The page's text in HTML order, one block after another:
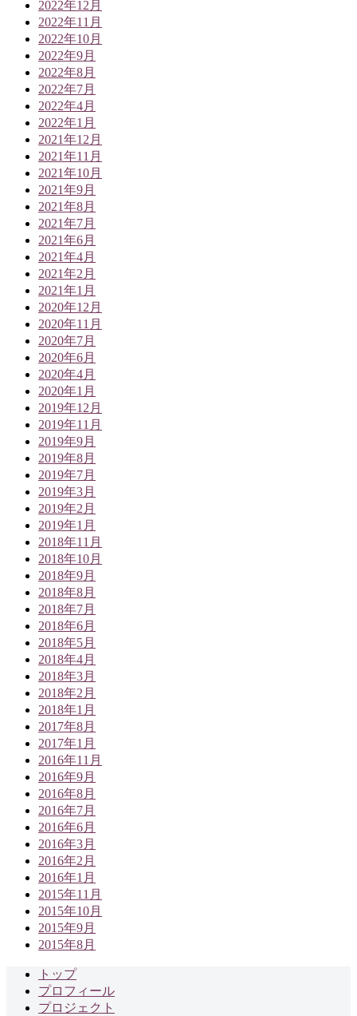
2022年12月
2022年11月
2022年10月
2022年9月
2022年8月
2022年7月
2022年4月
2022年1月
2021年12月
2021年11月
2021年10月
2021年9月
2021年8月
2021年7月
2021年6月
2021年4月
2021年2月
2021年1月
2020年12月
2020年11月
2020年7月
2020年6月
2020年4月
2020年1月
2019年12月
2019年11月
2019年9月
2019年8月
2019年7月
2019年3月
2019年2月
2019年1月
2018年11月
2018年10月
2018年9月
2018年8月
2018年7月
2018年6月
2018年5月
2018年4月
2018年3月
2018年2月
2018年1月
2017年8月
2017年1月
2016年11月
2016年9月
2016年8月
2016年7月
2016年6月
2016年3月
2016年2月
2016年1月
2015年11月
2015年10月
2015年9月
2015年8月
トップ
プロフィール
プロジェクト